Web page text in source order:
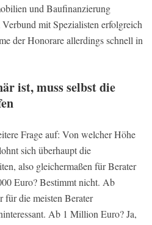
und Baufinanzierung
mit Spezialisten erfolgreich
der Honorare allerdings schnell in
ist, muss selbst die
Frage auf: Von welcher Höhe
sich überhaupt die
also gleichermaßen für Berater
Euro? Bestimmt nicht. Ab
für die meisten Berater
Ab 1 Million Euro? Ja,